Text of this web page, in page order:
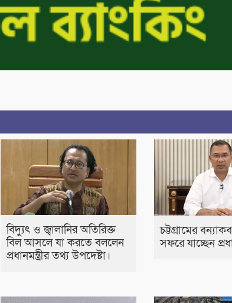
বিদ্যুৎ ও জ্বালানির অতিরিক্ত
বিল আসলে যা করতে বললেন
প্রধানমন্ত্রীর তথ্য উপদেষ্টা।
চট্টগ্রামের
সফরে যাচ্ছেন